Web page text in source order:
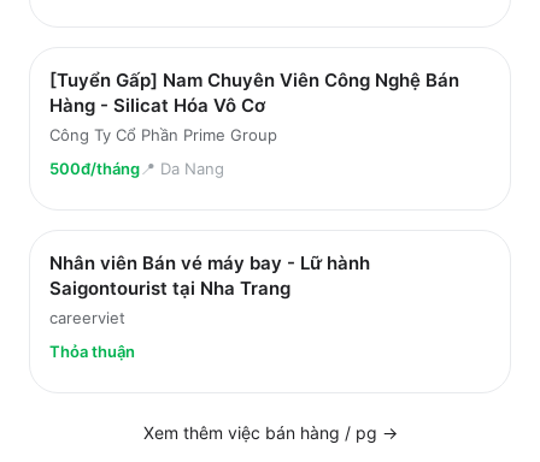
[Tuyển Gấp] Nam Chuyên Viên Công Nghệ Bán
Hàng - Silicat Hóa Vô Cơ
Công Ty Cổ Phần Prime Group
500đ/tháng📍 Da Nang
Nhân viên Bán vé máy bay - Lữ hành
Saigontourist tại Nha Trang
careerviet
Thỏa thuận
Xem thêm việc bán hàng / pg →